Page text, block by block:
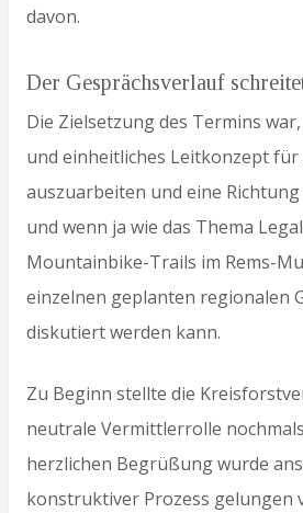
davon.
Der Gesprächsverlauf
Die Zielsetzung des Termins
und einheitliches Leitkonzept für
auszuarbeiten und eine
und wenn ja wie das Thema
Mountainbike-Trails im Rems-
einzelnen geplanten regionalen
diskutiert werden kann.
Zu Beginn stellte die
neutrale Vermittlerrolle
herzlichen Begrüßung wurde
konstruktiver Prozess gelungen